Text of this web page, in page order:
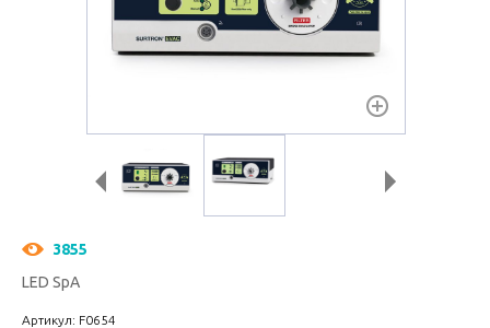
3855
LED SpA
Артикул: F0654